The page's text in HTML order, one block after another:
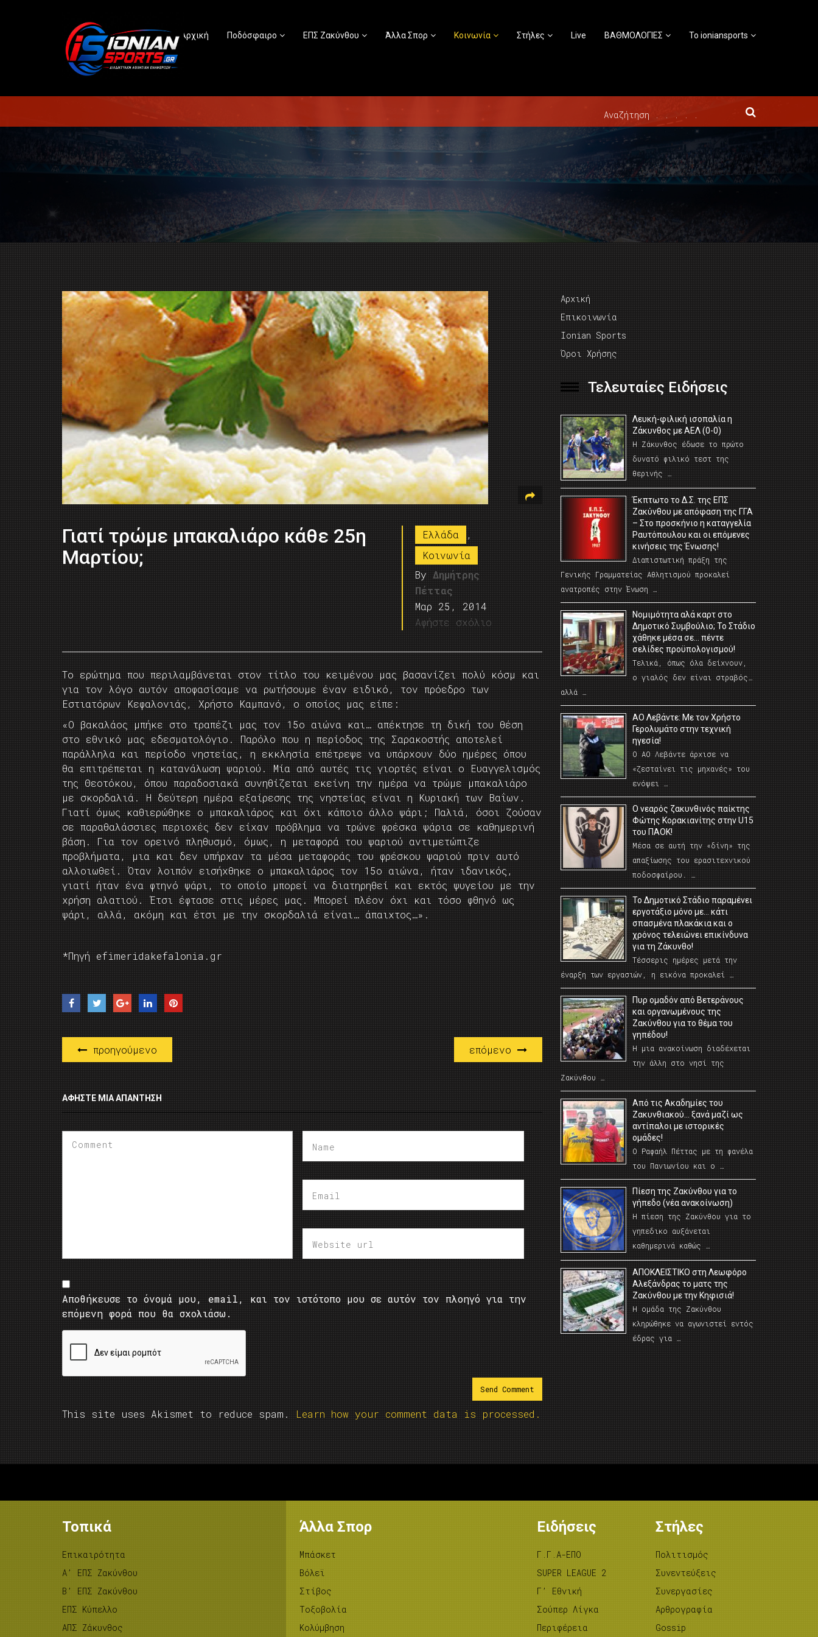
Αρχική Ποδόσφαιρο ΕΠΣ Ζακύνθου Άλλα Σπορ Κοινωνία Στήλες Live ΒΑΘΜΟΛΟΓΙΕΣ Το ioniansports
Γιατί τρώμε μπακαλιάρο κάθε 25η
Μαρτίου;
Ελλάδα
,
Κοινωνία
By Δημήτρης
Πέττας
Μαρ 25, 2014
Αφήστε σχόλιο
Το ερώτημα που περιλαμβάνεται στον τίτλο του κειμένου μας βασανίζει πολύ κόσμ και
για τον λόγο αυτόν αποφασίσαμε να ρωτήσουμε έναν ειδικό, τον πρόεδρο των
Εστιατόρων Κεφαλονιάς, Χρήστο Καμπανό, ο οποίος μας είπε:
«Ο βακαλάος μπήκε στο τραπέζι μας τον 15ο αιώνα και… απέκτησε τη δική του θέση
στο εθνικό μας εδεσματολόγιο. Παρόλο που η περίοδος της Σαρακοστής αποτελεί
παράλληλα και περίοδο νηστείας, η εκκλησία επέτρεψε να υπάρχουν δύο ημέρες όπου
θα επιτρέπεται η κατανάλωση ψαριού. Μία από αυτές τις γιορτές είναι ο Ευαγγελισμός
της Θεοτόκου, όπου παραδοσιακά συνηθίζεται εκείνη την ημέρα να τρώμε μπακαλιάρο
με σκορδαλιά. Η δεύτερη ημέρα εξαίρεσης της νηστείας είναι η Κυριακή των Βαΐων.
Γιατί όμως καθιερώθηκε ο μπακαλιάρος και όχι κάποιο άλλο ψάρι; Παλιά, όσοι ζούσαν
σε παραθαλάσσιες περιοχές δεν είχαν πρόβλημα να τρώνε φρέσκα ψάρια σε καθημερινή
βάση. Για τον ορεινό πληθυσμό, όμως, η μεταφορά του ψαριού αντιμετώπιζε
προβλήματα, μια και δεν υπήρχαν τα μέσα μεταφοράς του φρέσκου ψαριού πριν αυτό
αλλοιωθεί. Όταν λοιπόν εισήχθηκε ο μπακαλιάρος τον 15ο αιώνα, ήταν ιδανικός,
γιατί ήταν ένα φτηνό ψάρι, το οποίο μπορεί να διατηρηθεί και εκτός ψυγείου με την
χρήση αλατιού. Έτσι έφτασε στις μέρες μας. Μπορεί πλέον όχι και τόσο φθηνό ως
ψάρι, αλλά, ακόμη και έτσι με την σκορδαλιά είναι… άπαιχτος…».
*Πηγή efimeridakefalonia.gr
προηγούμενο επόμενο
ΑΦΉΣΤΕ ΜΙΑ ΑΠΆΝΤΗΣΗ
Αποθήκευσε το όνομά μου, email, και τον ιστότοπο μου σε αυτόν τον πλοηγό για την
επόμενη φορά που θα σχολιάσω.
This site uses Akismet to reduce spam. Learn how your comment data is processed.
Αρχική
Επικοινωνία
Ionian Sports
Όροι Χρήσης
Τελευταίες Ειδήσεις
Λευκή-φιλική ισοπαλία η
Ζάκυνθος με ΑΕΛ (0-0)
Η Ζάκυνθος έδωσε το πρώτο
δυνατό φιλικό τεστ της
θερινής …
Έκπτωτο το Δ.Σ. της ΕΠΣ
Ζακύνθου με απόφαση της ΓΓΑ
– Στο προσκήνιο η καταγγελία
Ραυτόπουλου και οι επόμενες
κινήσεις της Ένωσης!
Διαπιστωτική πράξη της
Γενικής Γραμματείας Αθλητισμού προκαλεί
ανατροπές στην Ένωση …
Νομιμότητα αλά καρτ στο
Δημοτικό Συμβούλιο; Το Στάδιο
χάθηκε μέσα σε… πέντε
σελίδες προϋπολογισμού!
Τελικά, όπως όλα δείχνουν,
ο γιαλός δεν είναι στραβός…
αλλά …
ΑΟ Λεβάντε: Με τον Χρήστο
Γερολυμάτο στην τεχνική
ηγεσία!
Ο ΑΟ Λεβάντε άρχισε να
«ζεσταίνει τις μηχανές» του
ενόψει …
O νεαρός ζακυνθινός παίκτης
Φώτης Κορακιανίτης στην U15
του ΠΑΟΚ!
Μέσα σε αυτή την «δίνη» της
απαξίωσης του ερασιτεχνικού
ποδοσφαίρου. …
Το Δημοτικό Στάδιο παραμένει
εργοτάξιο μόνο με… κάτι
σπασμένα πλακάκια και ο
χρόνος τελειώνει επικίνδυνα
για τη Ζάκυνθο!
Τέσσερις ημέρες μετά την
έναρξη των εργασιών, η εικόνα προκαλεί …
Πυρ ομαδόν από Βετεράνους
και οργανωμένους της
Ζακύνθου για το θέμα του
γηπέδου!
Η μια ανακοίνωση διαδέχεται
την άλλη στο νησί της
Ζακύνθου …
Από τις Ακαδημίες του
Ζακυνθιακού… ξανά μαζί ως
αντίπαλοι με ιστορικές
ομάδες!
Ο Ραφαήλ Πέττας με τη φανέλα
του Πανιωνίου και ο …
Πίεση της Ζακύνθου για το
γήπεδο (νέα ανακοίνωση)
Η πίεση της Ζακύνθου για το
γηπεδικο αυξάνεται
καθημερινά καθώς …
AΠΟΚΛΕΙΣΤΙΚΟ στη Λεωφόρο
Αλεξάνδρας το ματς της
Ζακύνθου με την Κηφισιά!
Η ομάδα της Ζακύνθου
κληρώθηκε να αγωνιστεί εντός
έδρας για …
Τοπικά
Επικαιρότητα
A’ ΕΠΣ Ζακύνθου
B’ ΕΠΣ Ζακύνθου
ΕΠΣ Κύπελλο
ΑΠΣ Ζάκυνθος
Άλλα Σπορ
Μπάσκετ
Βόλεϊ
Στίβος
Tοξοβολία
Κολύμβηση
Ειδήσεις
Γ.Γ.Α-ΕΠΟ
SUPER LEAGUE 2
Γ’ Εθνική
Σούπερ Λίγκα
Περιφέρεια
Στήλες
Πολιτισμός
Συνεντεύξεις
Συνεργασίες
Αρθρογραφία
Gossip